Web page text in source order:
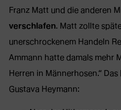
Franz Matt und die anderen
verschlafen. Matt zollte
unerschrockenem Handeln
Ammann hatte damals mehr
Herren in Männerhosen.“
Gustava Heymann: